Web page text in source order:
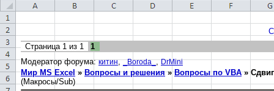
Страница 1 из 1
1
Модератор форума:китин,_Boroda_,DrMini
Мир MS Excel » Вопросы и решения » Вопросы по VBA »
(Макросы/Sub)